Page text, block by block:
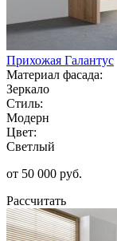
Прихожая Галантус
Материал фасада:
Зеркало
Стиль:
Модерн
Цвет:
Светлый
от 50 000 руб.
Рассчитать